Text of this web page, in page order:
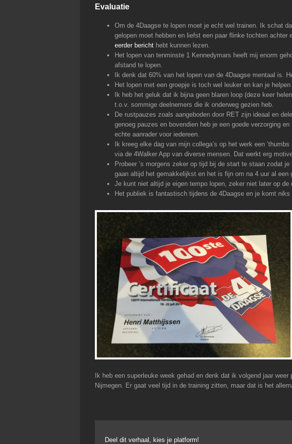
Evaluatie
Om de 4Daagse te lopen moet je echt wel trainen. Ik schat
gelopen moet hebben en liefst een paar flinke tochten
eerder bericht hebt kunnen lezen.
Het lopen van tenminste 1 Kennedymars heeft mij enorm
afstand te lopen.
Ik denk dat 60% van het lopen van de 4Daagse mentaal is.
Het lopen met een groepje is toch wel leuker en kan je
Ik heb het geluk dat ik bijna geen blaren loop (deze keer
t.o.v. sommige deelnemers die ik onderweg gezien heb.
De rustpauzes zoals aangeboden door RET zijn ideaal en
genoeg pauzes en bovendien heb je een goede verzorging
echte aanrader voor iedereen.
Ik kreeg elke dag van mijn collega’s op het werk een
via de 4Walker App van diverse mensen. Dat werkt erg
Probeer ’s morgens zeker op tijd bij de start te staan zodat
gaan altijd het gemakkelijkst en het is fijn om na 4 uur al een
Je kunt niet altijd je eigen tempo lopen, zeker niet later op
Het publiek is fantastisch tijdens de 4Daagse en je komt niks
Ik heb een superleuke week gehad en denk dat ik volgend jaar
Nijmegen. Er gaat veel tijd in de training zitten, maar dat is het
Deel dit verhaal, kies je platform!